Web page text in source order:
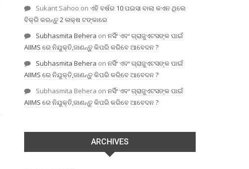
Sukant Sahoo on ଏହି ବର୍ଷର 10 ପଇସା ବାଲା କଏନ ଥିଲେ
ବିକ୍ରି କରନ୍ତୁ 2 ଲକ୍ଷ ଟଙ୍କାରେ
Subhasmita Behera on ନର୍ସିଂ ଏବଂ ଗ୍ରାଜୁଏଟସଙ୍କ ପାଇଁ
AIIMS ରେ ନିଯୁକ୍ତି,ଜାଣନ୍ତୁ କିପରି କରିବେ ଆବେଦନ ?
Subhasmita Behera on ନର୍ସିଂ ଏବଂ ଗ୍ରାଜୁଏଟସଙ୍କ ପାଇଁ
AIIMS ରେ ନିଯୁକ୍ତି,ଜାଣନ୍ତୁ କିପରି କରିବେ ଆବେଦନ ?
Subhasmita Behera on ନର୍ସିଂ ଏବଂ ଗ୍ରାଜୁଏଟସଙ୍କ ପାଇଁ
AIIMS ରେ ନିଯୁକ୍ତି,ଜାଣନ୍ତୁ କିପରି କରିବେ ଆବେଦନ ?
ARCHIVES